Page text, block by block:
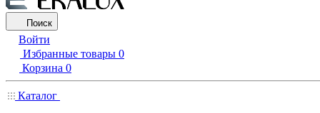
Поиск
Войти
Избранные товары 0
Корзина 0
Каталог